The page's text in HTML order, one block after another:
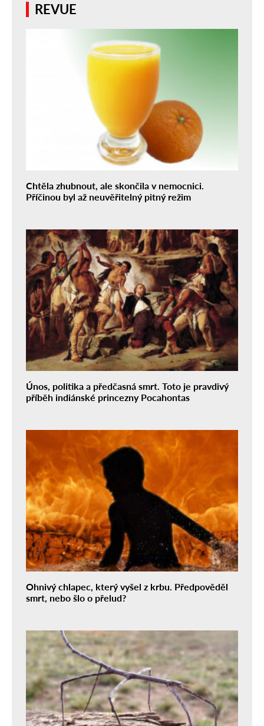
REVUE
Chtěla zhubnout, ale skončila v nemocnici.
Příčinou byl až neuvěřitelný pitný režim
Únos, politika a předčasná smrt. Toto je pravdivý
příběh indiánské princezny Pocahontas
Ohnivý chlapec, který vyšel z krbu. Předpověděl
smrt, nebo šlo o přelud?